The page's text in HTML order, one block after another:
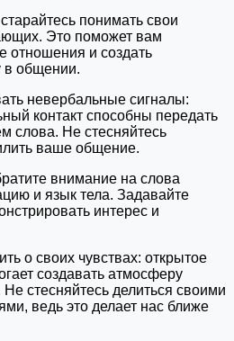
понимать свои
Это поможет вам
отношения и создать
в общении.
невербальные сигналы:
контакт способны передать
слова. Не стесняйтесь
ваше общение.
внимание на слова
и язык тела. Задавайте
интерес и
о своих чувствах: открытое
создавать атмосферу
стесняйтесь делиться своими
ведь это делает нас ближе